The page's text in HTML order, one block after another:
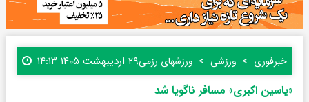
خبرفوری ورزشی ورزشهای رزمی۲۹ اردیبهشت ۱۴۰۵ ۱۴:۱۳
«یاسین اکبری» مسافر ناگویا شد